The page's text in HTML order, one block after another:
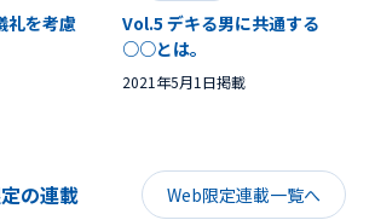
礼を考慮
Vol.5 デキる男に共通する
○○とは。
2021年5月1日掲載
の連載 Web限定連載一覧へ